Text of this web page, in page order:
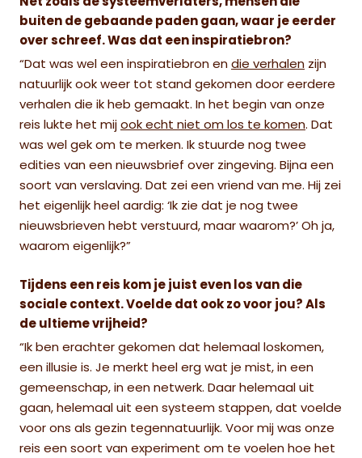
Net zoals de systeemverlaters, mensen die
buiten de gebaande paden gaan, waar je eerder
over schreef. Was dat een inspiratiebron?
“Dat was wel een inspiratiebron en die verhalen zijn
natuurlijk ook weer tot stand gekomen door eerdere
verhalen die ik heb gemaakt. In het begin van onze
reis lukte het mij ook echt niet om los te komen. Dat
was wel gek om te merken. Ik stuurde nog twee
edities van een nieuwsbrief over zingeving. Bijna een
soort van verslaving. Dat zei een vriend van me. Hij zei
het eigenlijk heel aardig: ‘Ik zie dat je nog twee
nieuwsbrieven hebt verstuurd, maar waarom?’ Oh ja,
waarom eigenlijk?”
Tijdens een reis kom je juist even los van die
sociale context. Voelde dat ook zo voor jou? Als
de ultieme vrijheid?
“Ik ben erachter gekomen dat helemaal loskomen,
een illusie is. Je merkt heel erg wat je mist, in een
gemeenschap, in een netwerk. Daar helemaal uit
gaan, helemaal uit een systeem stappen, dat voelde
voor ons als gezin tegennatuurlijk. Voor mij was onze
reis een soort van experiment om te voelen hoe het